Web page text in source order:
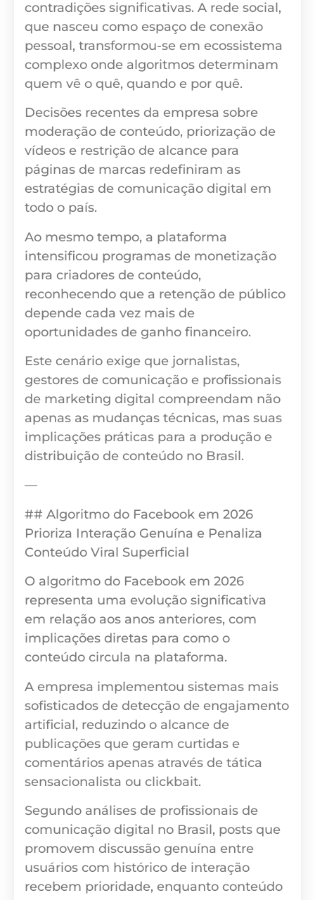
contradições significativas. A rede social,
que nasceu como espaço de conexão
pessoal, transformou-se em ecossistema
complexo onde algoritmos determinam
quem vê o quê, quando e por quê.
Decisões recentes da empresa sobre
moderação de conteúdo, priorização de
vídeos e restrição de alcance para
páginas de marcas redefiniram as
estratégias de comunicação digital em
todo o país.
Ao mesmo tempo, a plataforma
intensificou programas de monetização
para criadores de conteúdo,
reconhecendo que a retenção de público
depende cada vez mais de
oportunidades de ganho financeiro.
Este cenário exige que jornalistas,
gestores de comunicação e profissionais
de marketing digital compreendam não
apenas as mudanças técnicas, mas suas
implicações práticas para a produção e
distribuição de conteúdo no Brasil.
—
## Algoritmo do Facebook em 2026
Prioriza Interação Genuína e Penaliza
Conteúdo Viral Superficial
O algoritmo do Facebook em 2026
representa uma evolução significativa
em relação aos anos anteriores, com
implicações diretas para como o
conteúdo circula na plataforma.
A empresa implementou sistemas mais
sofisticados de detecção de engajamento
artificial, reduzindo o alcance de
publicações que geram curtidas e
comentários apenas através de tática
sensacionalista ou clickbait.
Segundo análises de profissionais de
comunicação digital no Brasil, posts que
promovem discussão genuína entre
usuários com histórico de interação
recebem prioridade, enquanto conteúdo